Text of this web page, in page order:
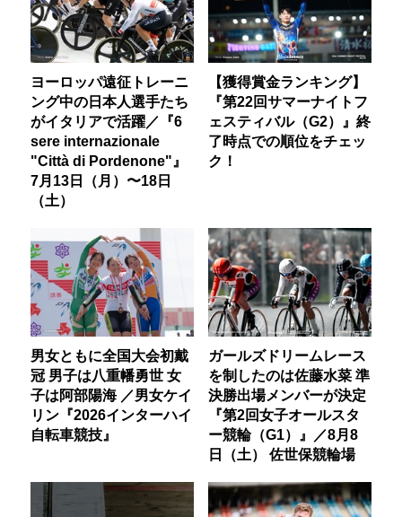
ヨーロッパ遠征トレーニ
ング中の日本人選手たち
がイタリアで活躍／『6
sere internazionale
"Città di Pordenone"』
7月13日（月）〜18日
（土）
【獲得賞金ランキング】
『第22回サマーナイトフ
ェスティバル（G2）』終
了時点での順位をチェッ
ク！
男女ともに全国大会初戴
冠 男子は八重幡勇世 女
子は阿部陽海 ／男女ケイ
リン『2026インターハイ
自転車競技』
ガールズドリームレース
を制したのは佐藤水菜 準
決勝出場メンバーが決定
『第2回女子オールスタ
ー競輪（G1）』／8月8
日（土） 佐世保競輪場